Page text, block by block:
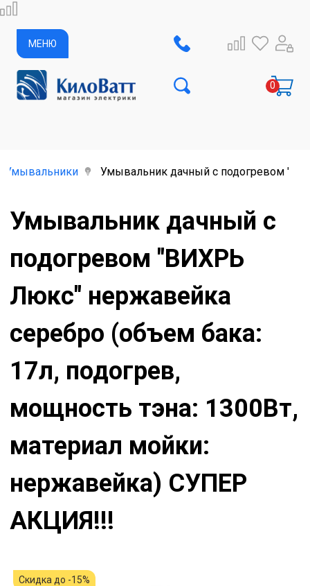
МЕНЮ
Умывальники Умывальник дачный с подогревом
Умывальник дачный с
подогревом "ВИХРЬ
Люкс" нержавейка
серебро (объем бака:
17л, подогрев,
мощность тэна: 1300Вт,
материал мойки:
нержавейка) СУПЕР
АКЦИЯ!!!
Скидка до -15%